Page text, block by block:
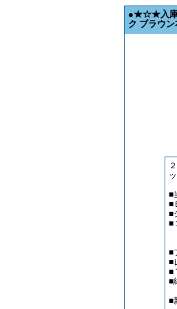
●★☆★入庫
ク ブラウ
■
■
■
■
■
■
■
■
■